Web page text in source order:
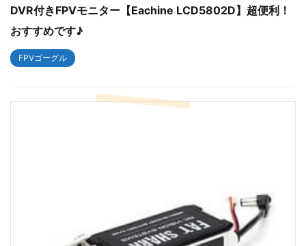
DVR付きFPVモニター【Eachine LCD5802D】超便利！
おすすめです♪
FPVゴーグル